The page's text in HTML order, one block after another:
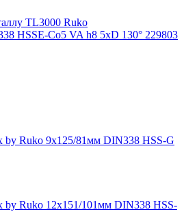
TL3000 Ruko
HSSE-Co5 VA h8 5xD 130° 229803
by Ruko 9x125/81мм DIN338 HSS-G
by Ruko 12x151/101мм DIN338 HSS-